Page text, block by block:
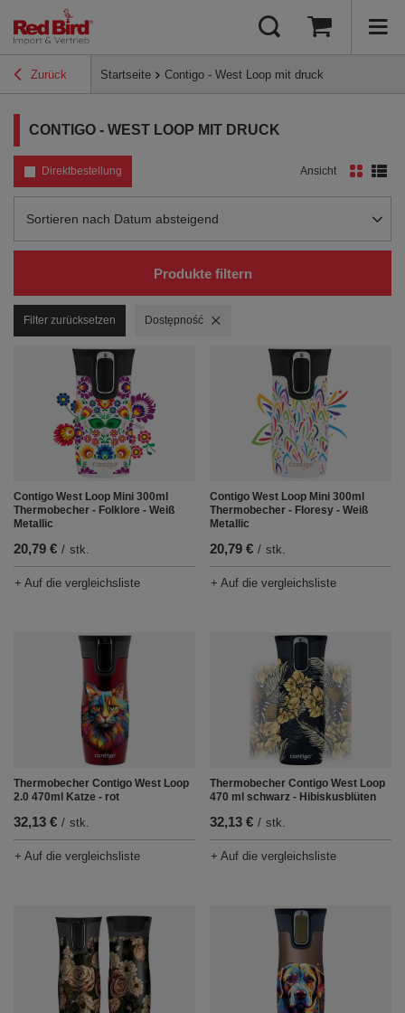
Zurück Startseite Contigo - West Loop mit druck
CONTIGO - WEST LOOP MIT DRUCK
Direktbestellung
Sortierung ändern
Sortieren nach Datum absteigend
Ansicht
Produkte filtern
Filter zurücksetzen Filter entfernen
Dostępność
Contigo West Loop Mini 300ml
Thermobecher - Folklore - Weiß
Metallic
20,79 € / stk.
+ Auf die vergleichsliste
Contigo West Loop Mini 300ml
Thermobecher - Floresy - Weiß
Metallic
20,79 € / stk.
+ Auf die vergleichsliste
Thermobecher Contigo West Loop
2.0 470ml Katze - rot
32,13 € / stk.
+ Auf die vergleichsliste
Thermobecher Contigo West Loop
470 ml schwarz - Hibiskusblüten
32,13 € / stk.
+ Auf die vergleichsliste